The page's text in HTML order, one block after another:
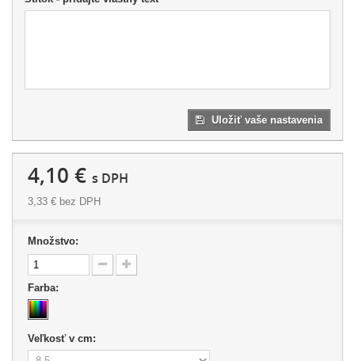
Uložiť vaše nastavenia
4,10 € s DPH
3,33 € bez DPH
Množstvo:
Farba:
Veľkosť v cm: